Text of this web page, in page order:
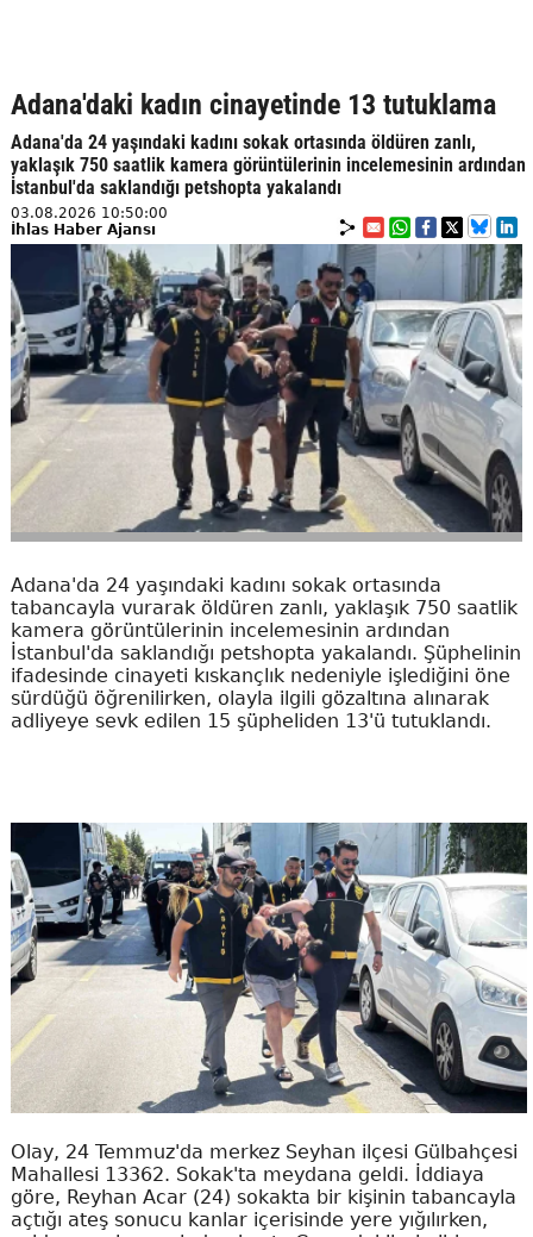
Adana'daki kadın cinayetinde 13 tutuklama
Adana'da 24 yaşındaki kadını sokak ortasında öldüren zanlı,
yaklaşık 750 saatlik kamera görüntülerinin incelemesinin ardından
İstanbul'da saklandığı petshopta yakalandı
03.08.2026 10:50:00
İhlas Haber Ajansı
Adana'da 24 yaşındaki kadını sokak ortasında
tabancayla vurarak öldüren zanlı, yaklaşık 750 saatlik
kamera görüntülerinin incelemesinin ardından
İstanbul'da saklandığı petshopta yakalandı. Şüphelinin
ifadesinde cinayeti kıskançlık nedeniyle işlediğini öne
sürdüğü öğrenilirken, olayla ilgili gözaltına alınarak
adliyeye sevk edilen 15 şüpheliden 13'ü tutuklandı.
Olay, 24 Temmuz'da merkez Seyhan ilçesi Gülbahçesi
Mahallesi 13362. Sokak'ta meydana geldi. İddiaya
göre, Reyhan Acar (24) sokakta bir kişinin tabancayla
açtığı ateş sonucu kanlar içerisinde yere yığılırken,